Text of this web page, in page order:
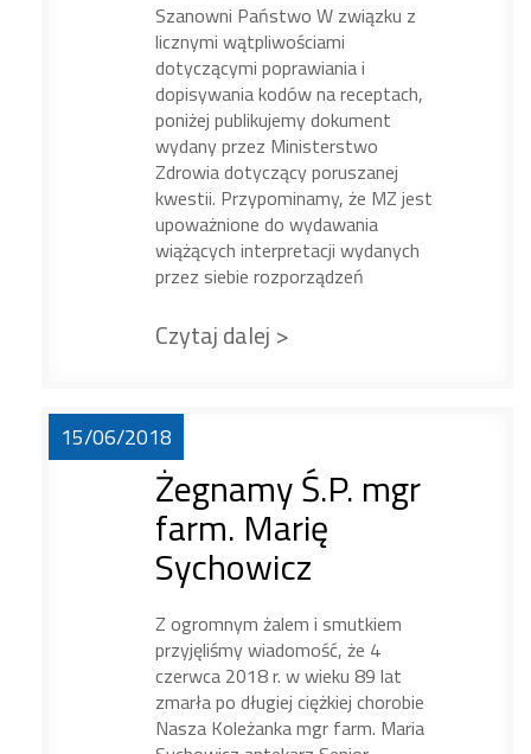
Szanowni Państwo W związku z
licznymi wątpliwościami
dotyczącymi poprawiania i
dopisywania kodów na receptach,
poniżej publikujemy dokument
wydany przez Ministerstwo
Zdrowia dotyczący poruszanej
kwestii. Przypominamy, że MZ jest
upoważnione do wydawania
wiążących interpretacji wydanych
przez siebie rozporządzeń
Czytaj dalej >
15/06/2018
Żegnamy Ś.P. mgr
farm. Marię
Sychowicz
Z ogromnym żalem i smutkiem
przyjęliśmy wiadomość, że 4
czerwca 2018 r. w wieku 89 lat
zmarła po długiej ciężkiej chorobie
Nasza Koleżanka mgr farm. Maria